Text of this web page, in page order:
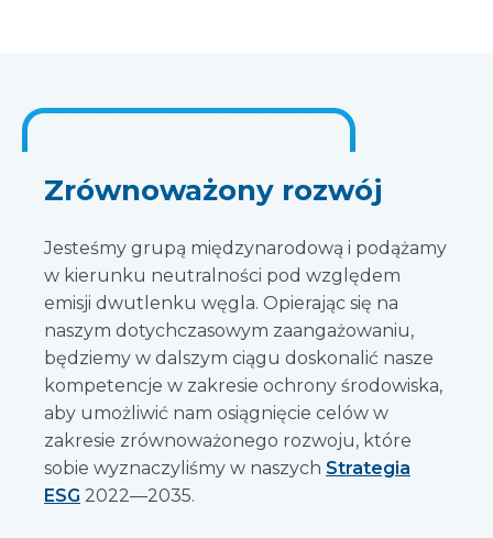
Zrównoważony rozwój
Jesteśmy grupą międzynarodową i podążamy
w kierunku neutralności pod względem
emisji dwutlenku węgla. Opierając się na
naszym dotychczasowym zaangażowaniu,
będziemy w dalszym ciągu doskonalić nasze
kompetencje w zakresie ochrony środowiska,
aby umożliwić nam osiągnięcie celów w
zakresie zrównoważonego rozwoju, które
sobie wyznaczyliśmy w naszych Strategia
ESG 2022—2035.